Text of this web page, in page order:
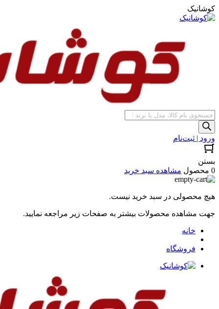
کوشانیک
جستجوی
محصولات
ورود | ثبت‌نام
بستن
0 محصول
مشاهده سبد خرید
هیچ محصولی در سبد خرید نیست.
جهت مشاهده محصولات بیشتر به صفحات زیر مراجعه نمایید.
خانه
فروشگاه